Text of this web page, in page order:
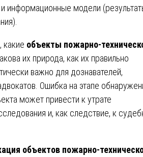
информационные модели
какие объекты пожарно-
их природа, как их правильно
важно для дознавателей,
Ошибка на этапе
может привести к утрате
и, как следствие, к
объектов пожарно-